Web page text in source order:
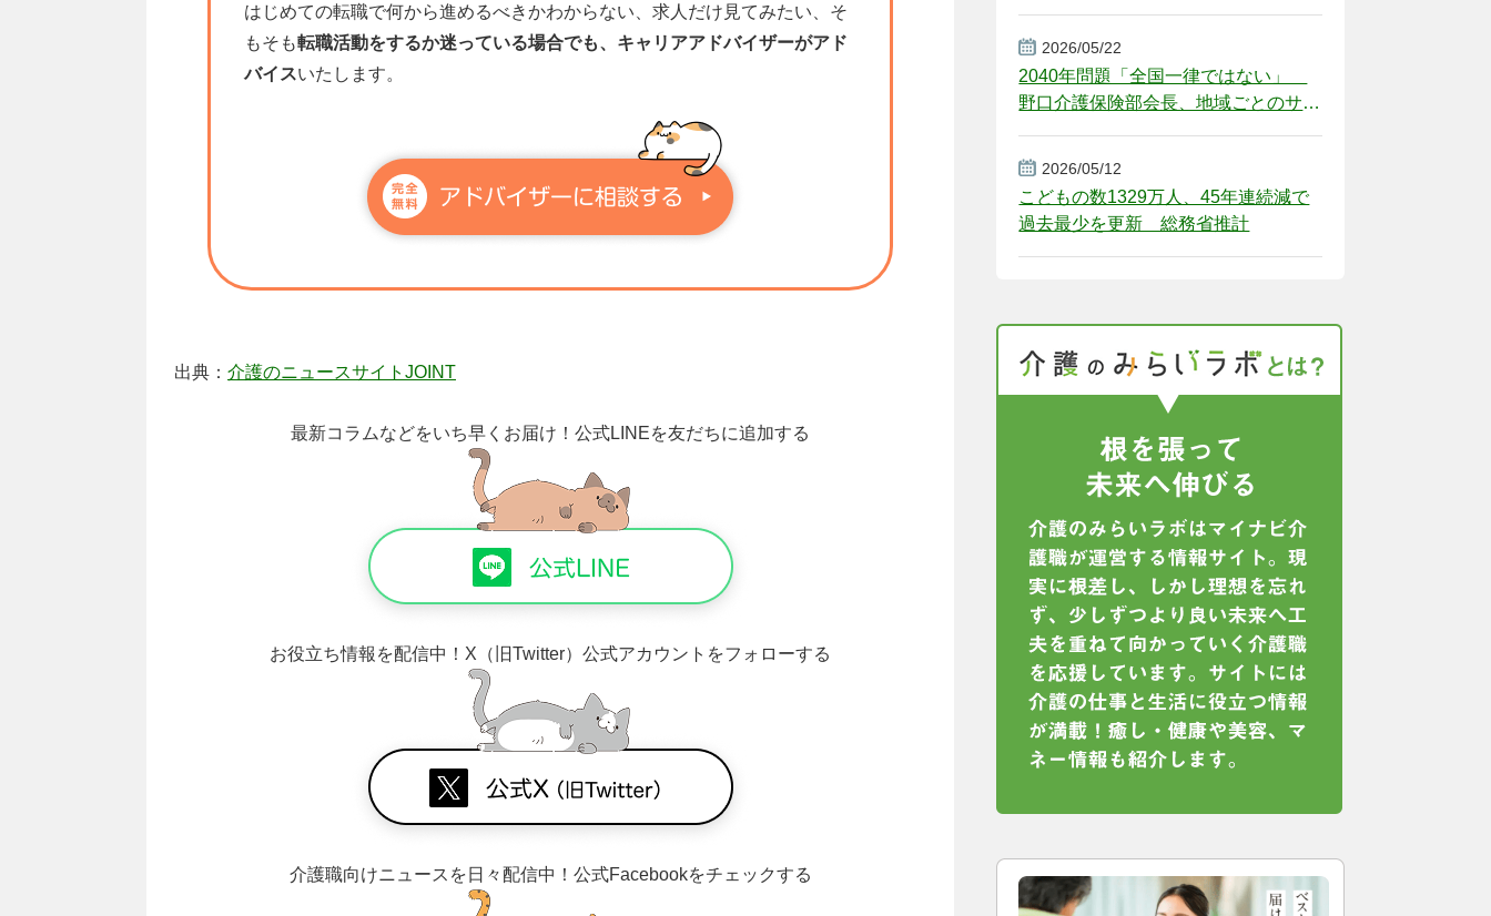
はじめての転職で何から進めるべきかわからない、求人だけ見てみたい、そ
もそも転職活動をするか迷っている場合でも、キャリアアドバイザーがアド
バイスいたします。
出典： 介護のニュースサイトJOINT
最新コラムなどをいち早くお届け！ 公式LINEを友だちに追加する
お役立ち情報を配信中！ X（旧Twitter）公式アカウントをフォローする
介護職向けニュースを日々配信中！ 公式Facebookをチェックする
2026/05/22
2040年問題「全国一律ではない」
野口介護保険部会長、地域ごとのサー
2026/05/12
こどもの数1329万人、45年連続減で
過去最少を更新 総務省推計